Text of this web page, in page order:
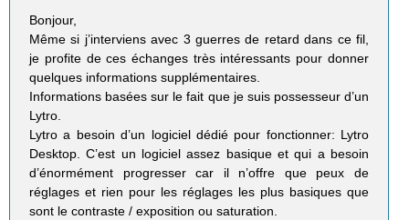
Bonjour,
Même si j’interviens avec 3 guerres de retard dans ce fil,
je profite de ces échanges très intéressants pour donner
quelques informations supplémentaires.
Informations basées sur le fait que je suis possesseur d’un
Lytro.
Lytro a besoin d’un logiciel dédié pour fonctionner: Lytro
Desktop. C’est un logiciel assez basique et qui a besoin
d’énormément progresser car il n’offre que peux de
réglages et rien pour les réglages les plus basiques que
sont le contraste / exposition ou saturation.